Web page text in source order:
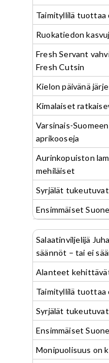
Taimityllilä tuottaa
Ruokatiedon
Fresh Servant
Fresh Cutsin
Kielon päivänä
Kimalaiset
Varsinais-
aprikooseja
Aurinkopuiston
mehiläiset
Syrjälät
Ensimmäiset
Salaatinviljelijä
säännöt – tai ei
Alanteet
Taimityllilä tuottaa
Syrjälät
Ensimmäiset
Monipuolisuus on